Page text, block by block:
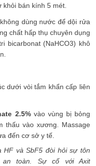
bán kính 5 mét.
dùng nước để dội rửa
chất hấp thụ chuyên dụng
bicarbonat (NaHCO3) khô
dưới vòi tắm khẩn cấp liên
2.5%vào vùng bị bỏng
thấu vào xương. Massage
đến cơ sở y tế.
HF và SbF5 đòi hỏi sự tôn
toàn. Sự cố với Axit